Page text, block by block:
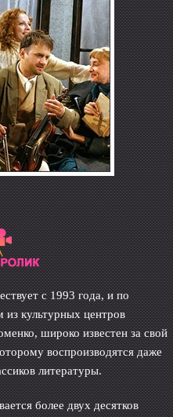
с 1993 года, и по
из культурных центров
широко известен за свой
воспроизводятся даже
литературы.
более двух десятков